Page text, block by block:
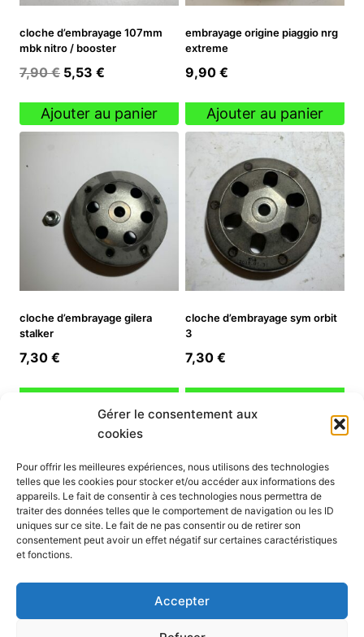
Gérer le consentement aux
cookies
Pour offrir les meilleures expériences, nous utilisons des technologies
telles que les cookies pour stocker et/ou accéder aux informations des
appareils. Le fait de consentir à ces technologies nous permettra de
traiter des données telles que le comportement de navigation ou les ID
uniques sur ce site. Le fait de ne pas consentir ou de retirer son
consentement peut avoir un effet négatif sur certaines caractéristiques
et fonctions.
Accepter
cloche d’embrayage 107mm
mbk nitro / booster
7,90€ Le
initial
était :
5,53 €
actuel
est :
Ajouter au panier
embrayage origine piaggio nrg
extreme
9,90 €
Ajouter au panier
cloche d’embrayage gilera
stalker
7,30 €
cloche d’embrayage sym orbit
3
7,30 €
INFORMATION
Mon compte
Nous contacter
Mode paiement
Nos services
Politique de confidentialité
Politique de cookies (UE)